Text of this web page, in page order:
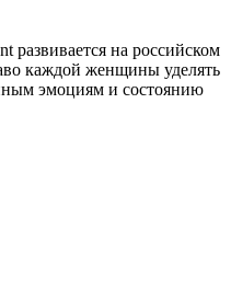
развивается на российском
каждой женщины уделять
эмоциям и состоянию